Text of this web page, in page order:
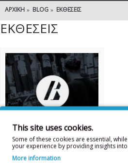
ΑΡΧΙΚΉ BLOG ΕΚΘΕΣΕΙΣ
ΕΚΘΕΣΕΙΣ
Barber Connect 2017
This site uses cookies.
Some of these cookies are essential,
your experience by providing insights
More information